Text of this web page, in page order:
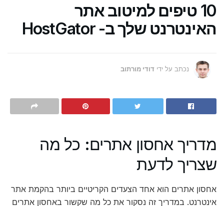
10 טיפים למיטוב אתר
האינטרנט שלך ב- HostGator
נכתב על ידי דודי מורתוב
מדריך אחסון אתרים: כל מה
שצריך לדעת
אחסון אתרים הוא אחד הצעדים הקריטיים ביותר בהקמת אתר
אינטרנט. במדריך זה נסקור את כל מה שקשור באחסון אתרים